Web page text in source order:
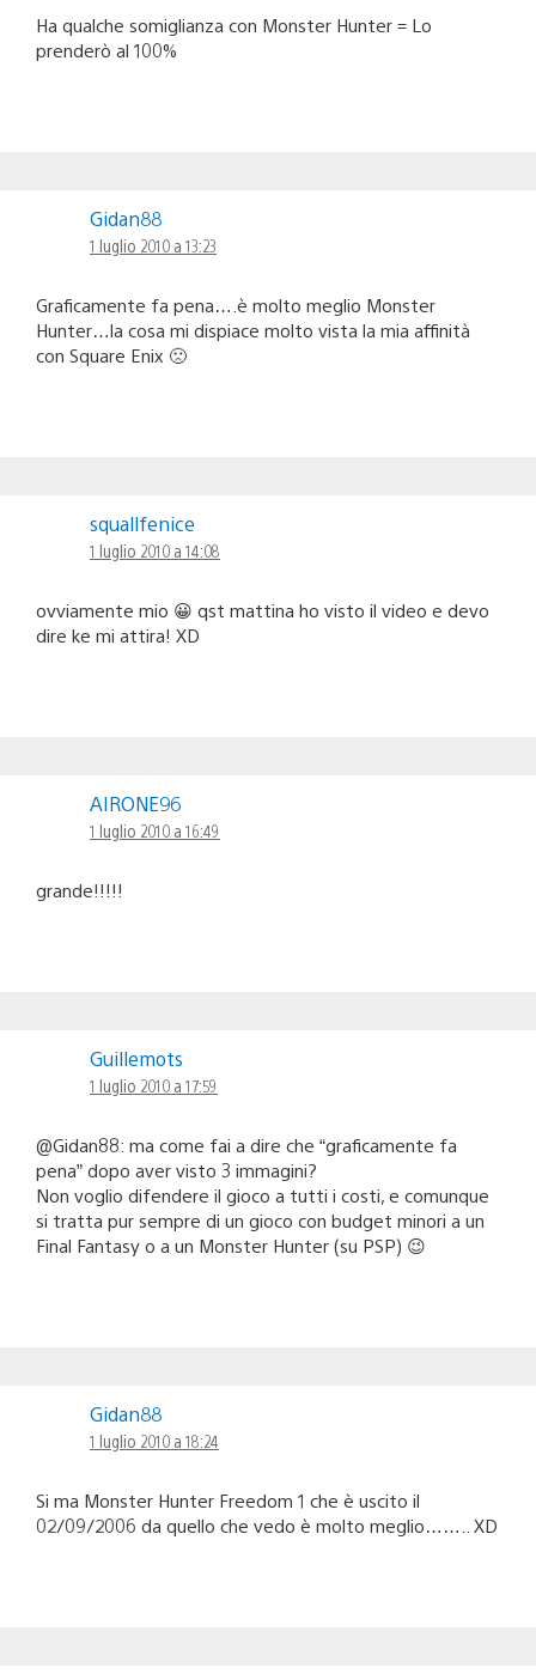
Ha qualche somiglianza con Monster Hunter = Lo
prenderò al 100%
Gidan88
1 luglio 2010 a 13:23
Graficamente fa pena….è molto meglio Monster
Hunter…la cosa mi dispiace molto vista la mia affinità
con Square Enix 🙁
squallfenice
1 luglio 2010 a 14:08
ovviamente mio 😀 qst mattina ho visto il video e devo
dire ke mi attira! XD
AIRONE96
1 luglio 2010 a 16:49
grande!!!!!
Guillemots
1 luglio 2010 a 17:59
@Gidan88: ma come fai a dire che “graficamente fa
pena” dopo aver visto 3 immagini?
Non voglio difendere il gioco a tutti i costi, e comunque
si tratta pur sempre di un gioco con budget minori a un
Final Fantasy o a un Monster Hunter (su PSP) 😉
Gidan88
1 luglio 2010 a 18:24
Si ma Monster Hunter Freedom 1 che è uscito il
02/09/2006 da quello che vedo è molto meglio…….. XD